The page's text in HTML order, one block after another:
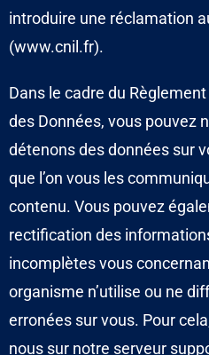
introduire une réclamation
(www.cnil.fr).
Dans le cadre du
des Données, vous pouvez
détenons des données sur
que l’on vous les
contenu. Vous pouvez
rectification des
incomplètes vous
organisme n’utilise ou ne
erronées sur vous. Pour
nous sur notre serveur